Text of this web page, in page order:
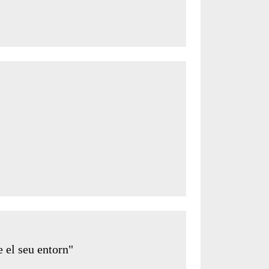
el seu entorn"